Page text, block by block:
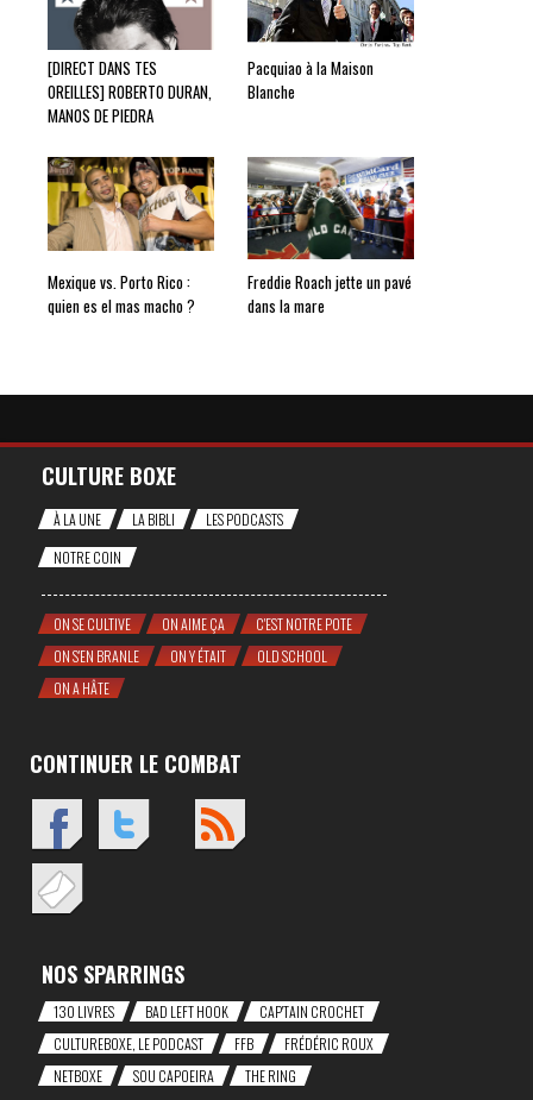
[DIRECT DANS TES
OREILLES] ROBERTO DURAN,
MANOS DE PIEDRA
Pacquiao à la Maison
Blanche
Mexique vs. Porto Rico :
quien es el mas macho ?
Freddie Roach jette un pavé
dans la mare
CULTURE BOXE
À LA UNE LA BIBLI
LES PODCASTS
NOTRE COIN
ON SE CULTIVE ON AIME ÇA
C'EST NOTRE POTE
ON S'EN BRANLE
ON Y ÉTAIT
OLD SCHOOL
ON A HÂTE
CONTINUER LE COMBAT
NOS SPARRINGS
130 LIVRES BAD LEFT HOOK
CAP'TAIN CROCHET
CULTUREBOXE, LE PODCAST
FFB
FRÉDÉRIC ROUX
NETBOXE
SOU CAPOEIRA THE RING